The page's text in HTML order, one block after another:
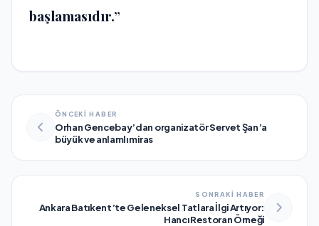
başlamasıdır.”
ÖNCEKİ HABER
Orhan Gencebay’dan organizatör Servet Şan’a
büyük ve anlamlı miras
SONRAKİ HABER
Ankara Batıkent’te Geleneksel Tatlara İlgi Artıyor:
Hancı Restoran Örneği